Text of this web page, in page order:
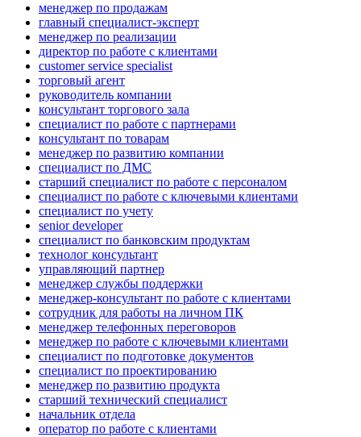
менеджер по продажам
главный специалист-эксперт
менеджер по реализации
директор по работе с клиентами
customer service specialist
торговый агент
руководитель компании
консультант торгового зала
специалист по работе с партнерами
консультант по товарам
менеджер по развитию компании
специалист по ДМС
старший специалист по работе с персоналом
специалист по работе с ключевыми клиентами
специалист по учету
senior developer
специалист по банковским продуктам
технолог консультант
управляющий партнер
менеджер службы поддержки
менеджер-консультант по работе с клиентами
сотрудник для работы на личном ПК
менеджер телефонных переговоров
менеджер по работе с ключевыми клиентами
специалист по подготовке документов
специалист по проектированию
менеджер по развитию продукта
старший технический специалист
начальник отдела
оператор по работе с клиентами